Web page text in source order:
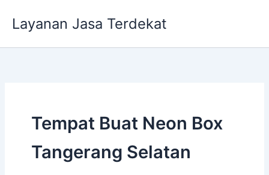
Layanan Jasa Terdekat
Tempat Buat Neon Box
Tangerang Selatan